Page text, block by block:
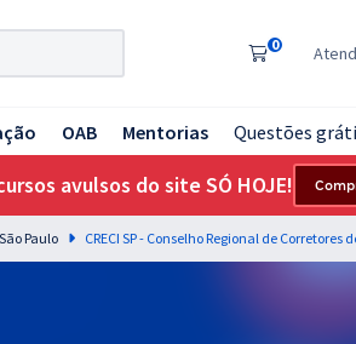
0
OAB Mentorias Questões
avulsos do site SÓ HOJE!
Paulo